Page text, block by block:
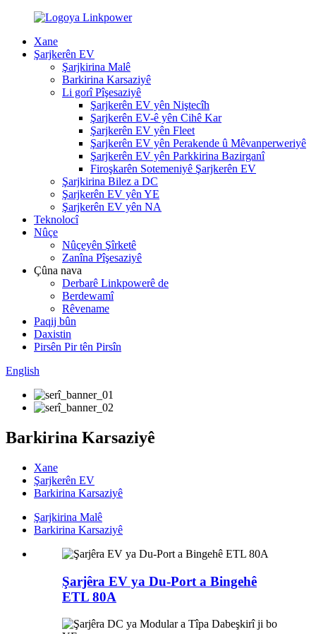
Xane
Şarjkerên EV
Şarjkirina Malê
Barkirina Karsaziyê
Li gorî Pîşesaziyê
Şarjkerên EV yên Niştecîh
Şarjkerên EV-ê yên Cihê Kar
Şarjkerên EV yên Fleet
Şarjkerên EV yên Perakende û Mêvanperweriyê
Şarjkerên EV yên Parkkirina Bazirganî
Firoşkarên Sotemeniyê Şarjkerên EV
Şarjkirina Bilez a DC
Şarjkerên EV yên YE
Şarjkerên EV yên NA
Teknolocî
Nûçe
Nûçeyên Şîrketê
Zanîna Pîşesaziyê
Çûna nava
Derbarê Linkpowerê de
Berdewamî
Rêvename
Paqij bûn
Daxistin
Pirsên Pir tên Pirsîn
English
Barkirina Karsaziyê
Xane
Şarjkerên EV
Barkirina Karsaziyê
Şarjkirina Malê
Barkirina Karsaziyê
Şarjêra EV ya Du-Port a Bingehê
ETL 80A